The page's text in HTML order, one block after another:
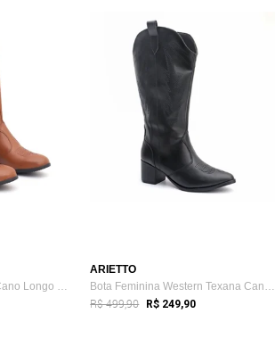
Bota Texana Feminina Cano Longo com Bord...
ARIETTO
Bota Feminina Western Texana Cano Longo ...
R$ 499,90 R$ 249,90